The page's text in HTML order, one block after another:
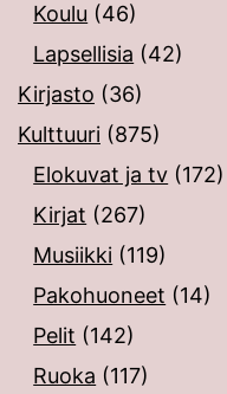
Koulu (46)
Lapsellisia (42)
Kirjasto (36)
Kulttuuri (875)
Elokuvat ja tv (172)
Kirjat (267)
Musiikki (119)
Pakohuoneet (14)
Pelit (142)
Ruoka (117)